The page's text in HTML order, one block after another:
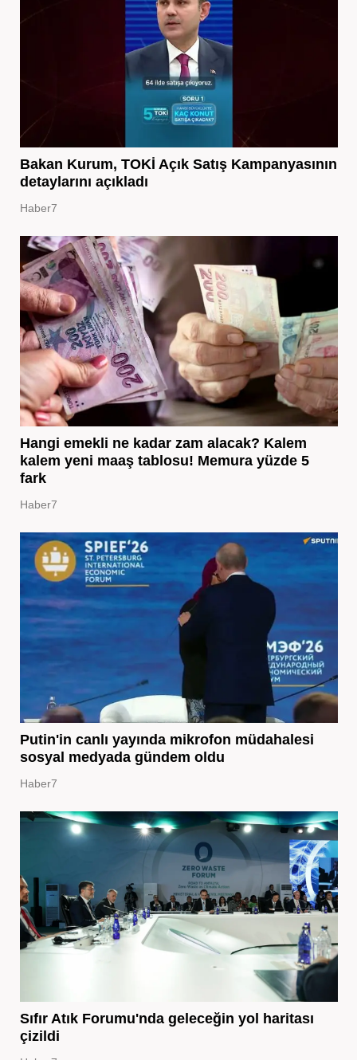
Bakan Kurum, TOKİ Açık Satış Kampanyasının
detaylarını açıkladı
Haber7
Hangi emekli ne kadar zam alacak? Kalem
kalem yeni maaş tablosu! Memura yüzde 5
fark
Haber7
Putin'in canlı yayında mikrofon müdahalesi
sosyal medyada gündem oldu
Haber7
Sıfır Atık Forumu'nda geleceğin yol haritası
çizildi